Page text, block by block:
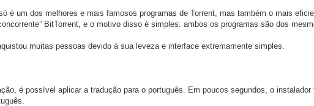
é um dos melhores e mais famosos programas de Torrent, mas também o mais
BitTorrent, e o motivo disso é simples: ambos os programas são dos
muitas pessoas devido à sua leveza e interface extremamente simples.
é possível aplicar a tradução para o português. Em poucos segundos, o